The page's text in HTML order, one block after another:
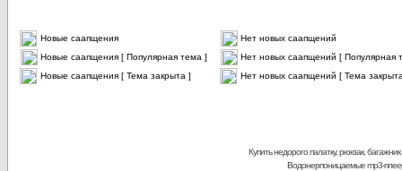
Новые саапщения
Нет новых саапщений
Новые саапщения [ Популярная тема ]
Нет новых саапщений [ Популярная
Новые саапщения [ Тема закрыта ]
Нет новых саапщений [ Тема
Купить недорого палатку, рюкзак, багажник
Водонерпоницаемые mp3-